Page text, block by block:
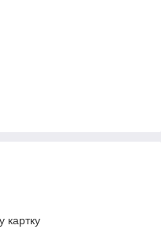
картку